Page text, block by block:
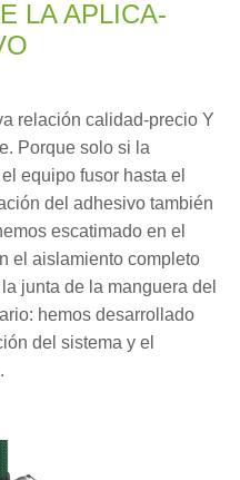
LA AP­LI­CA­
relación calidad-precio Y
Porque solo si la
equipo fusor hasta el
del adhesivo también
escatimado en el
el aislamiento completo
junta de la manguera del
hemos desarrollado
del sistema y el